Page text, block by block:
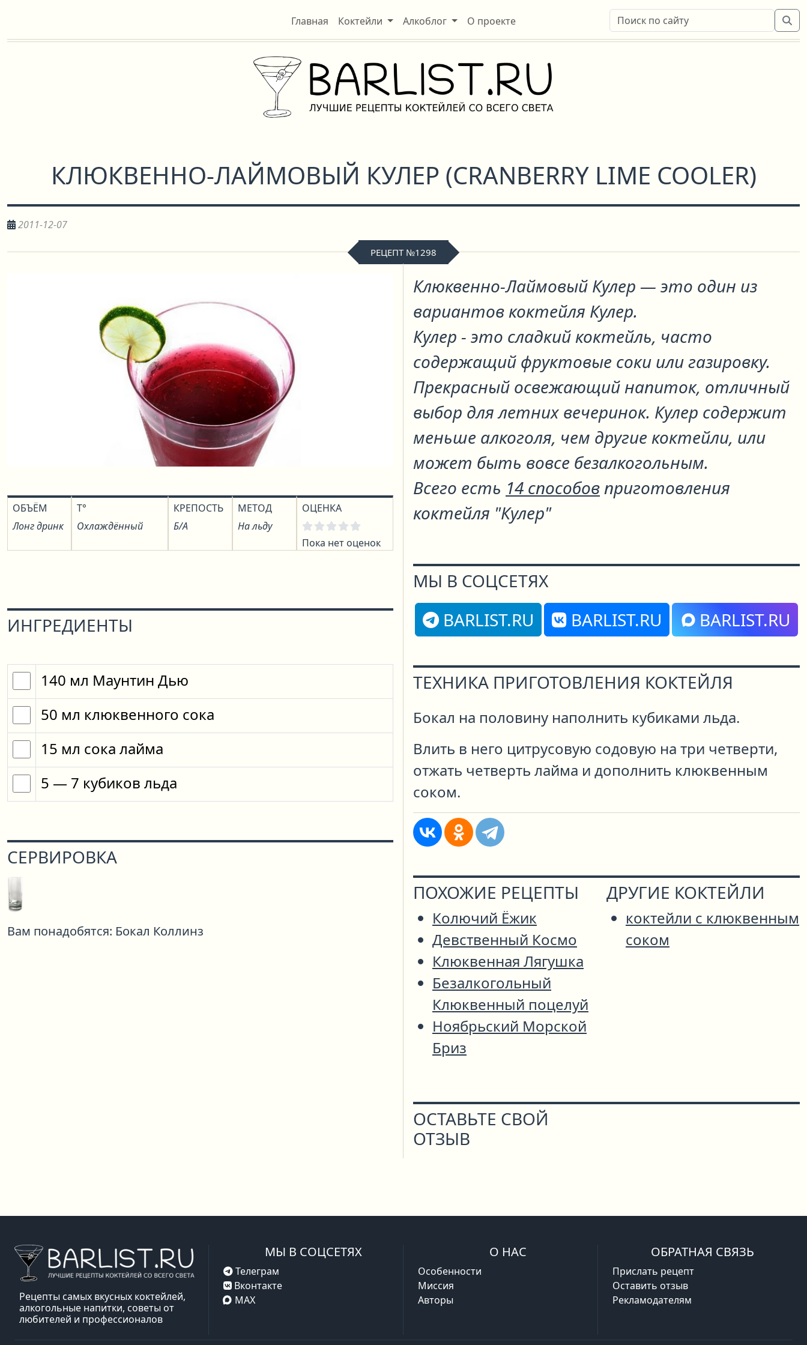
Главная Коктейли Алкоблог О проекте
КЛЮКВЕННО-ЛАЙМОВЫЙ КУЛЕР (CRANBERRY LIME COOLER)
2011-12-07
РЕЦЕПТ №1298
ОБЪЁМ
Лонг дринк
T°
Охлаждённый
КРЕПОСТЬ
Б/А
МЕТОД
На льду
ОЦЕНКА
Пока нет оценок
ИНГРЕДИЕНТЫ
140 мл Маунтин Дью
50 мл клюквенного сока
15 мл сока лайма
5 — 7 кубиков льда
СЕРВИРОВКА
Вам понадобятся: Бокал Коллинз
Клюквенно-Лаймовый Кулер — это один из
вариантов коктейля Кулер.
Кулер - это сладкий коктейль, часто
содержащий фруктовые соки или газировку.
Прекрасный освежающий напиток, отличный
выбор для летних вечеринок. Кулер содержит
меньше алкоголя, чем другие коктейли, или
может быть вовсе безалкогольным.
Всего есть 14 способовприготовления
коктейля "Кулер"
МЫ В СОЦСЕТЯХ
BARLIST.RU
BARLIST.RU BARLIST.RU
ТЕХНИКА ПРИГОТОВЛЕНИЯ КОКТЕЙЛЯ
Бокал на половину наполнить кубиками льда.
Влить в него цитрусовую содовую на три четверти,
отжать четверть лайма и дополнить клюквенным
соком.
ПОХОЖИЕ РЕЦЕПТЫ
Колючий Ёжик
Девственный Космо
Клюквенная Лягушка
Безалкогольный
Клюквенный поцелуй
Ноябрьский Морской
Бриз
ДРУГИЕ КОКТЕЙЛИ
коктейли с клюквенным
соком
ОСТАВЬТЕ СВОЙ
ОТЗЫВ
Рецепты самых вкусных коктейлей,
алкогольные напитки, советы от
любителей и профессионалов
МЫ В СОЦСЕТЯХ
Телеграм
Вконтакте
MAX
О НАС
Особенности
Миссия
Авторы
ОБРАТНАЯ СВЯЗЬ
Прислать рецепт
Оставить отзыв
Рекламодателям